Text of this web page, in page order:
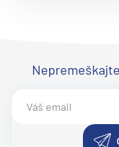
Sky Princess
Sun Princess
Regent Seven